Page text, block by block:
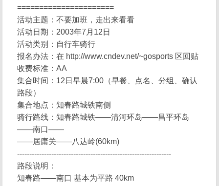
======================
活动主题：不要加班，走出来看看
活动日期：2003年7月12日
活动类别：自行车骑行
报名办法：在 http://www.cndev.net/~gosports 区回贴
收费标准：AA
集合时间：12日早晨7:00（早餐、点名、分组、确认
路段）
集合地点：知春路城铁南侧
骑行路线：知春路城铁——清河环岛——昌平环岛
——南口——
——居庸关——八达岭(60km)
---------------------------------------------------------------
路段说明：
知春路——南口 基本为平路 40km